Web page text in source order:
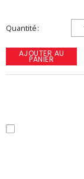
Quantité
AJOUTER AU
PANIER